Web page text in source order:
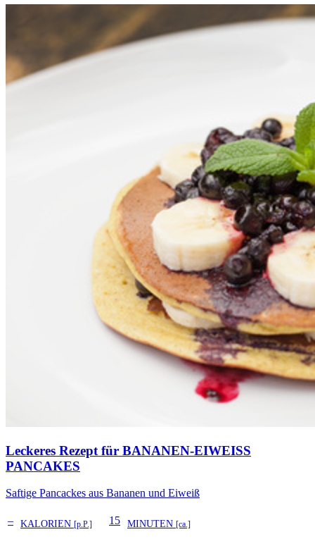
Leckeres Rezept für BANANEN-EIWEISS P
ANCAKES
Saftige Pancackes aus Bananen und Eiweiß
– KALORIEN [p.P.] 15 MINUTEN [ca.]